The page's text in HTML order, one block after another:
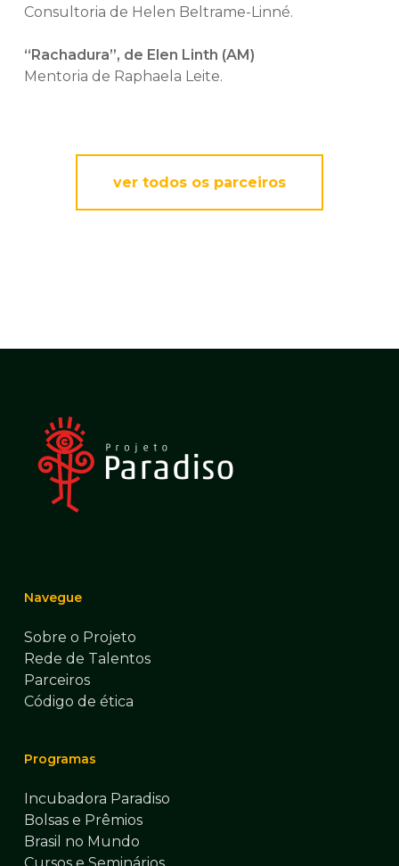
Consultoria de Helen Beltrame-Linné.
“Rachadura”, de Elen Linth (AM)
Mentoria de Raphaela Leite.
ver todos os parceiros
Navegue
Sobre o Projeto
Rede de Talentos
Parceiros
Código de ética
Programas
Incubadora Paradiso
Bolsas e Prêmios
Brasil no Mundo